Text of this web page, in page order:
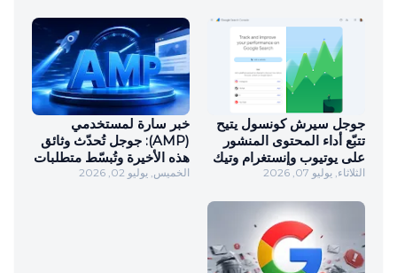
جوجل سيرش كونسول يتيح
تتبّع أداء المحتوى المنشور
على يوتيوب وإنستغرام وتيك
توك وإكس في نتائج البحث
الثلاثاء, يوليو 07, 2026
خبر سارة لمستخدمي
(AMP): جوجل تُحدّث وثائق
هذه الأخيرة وتُبسّط متطلبات
استخدامها في نتائج البحث
الخميس, يوليو 02, 2026